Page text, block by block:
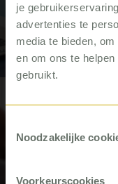
je
advertenties te
media te bieden,
en om ons te
gebruikt.
Noodzakelijke
Voorkeurscookies
Minder
voor de
Casus
#GGZ #RIBW